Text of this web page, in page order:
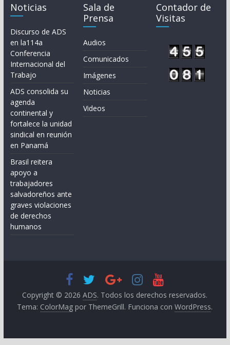
Noticias
Discurso de ADS
en la114a
Conferencia
Internacional del
Trabajo
ADS consolida su
agenda
continental y
fortalece la unidad
sindical en reunión
en Panamá
Brasil reitera
apoyo a
trabajadores
salvadoreños ante
graves violaciones
de derechos
humanos
Sala de
Prensa
Audios
Comunicados
Imágenes
Noticias
Videos
Contador de
Visitas
Copyright © 2026ADS. Todos los derechos reservados.
Tema: ColorMag por ThemeGrill. Funciona conWordPress.